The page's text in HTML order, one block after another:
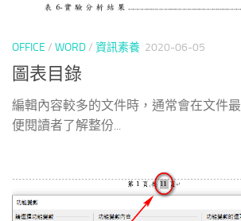
OFFICE / WORD/ 資訊素養 2020-06-05
圖表目錄
編輯內容較多的文件時，通常會在文件
便閱讀者了解整份...